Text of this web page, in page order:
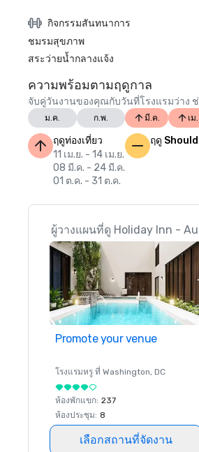
กิจกรรมสันทนาการ
ชมรมสุขภาพ
สระว่ายน้ำกลางแจ้ง
ความพร้อมตามฤดูกาล
จับคู่วันงานของคุณกับวันที่โรงแรมว่าง
ม.ค. ก.พ. มี.ค. เม
ฤดูท่องเที่ยว
11 เม.ย. - 14 เม.ย.
08 มี.ค. - 24 มี.ค.
01 ต.ค. - 31 ต.ค.
ฤดู
ผู้วางแผนที่ดู Holiday Inn -
Promote your venue
โรงแรมหรู ที่ Washington, DC
ห้องพักแขก: 237
ห้องประชุม: 8
เลือกสถานที่จัดงาน